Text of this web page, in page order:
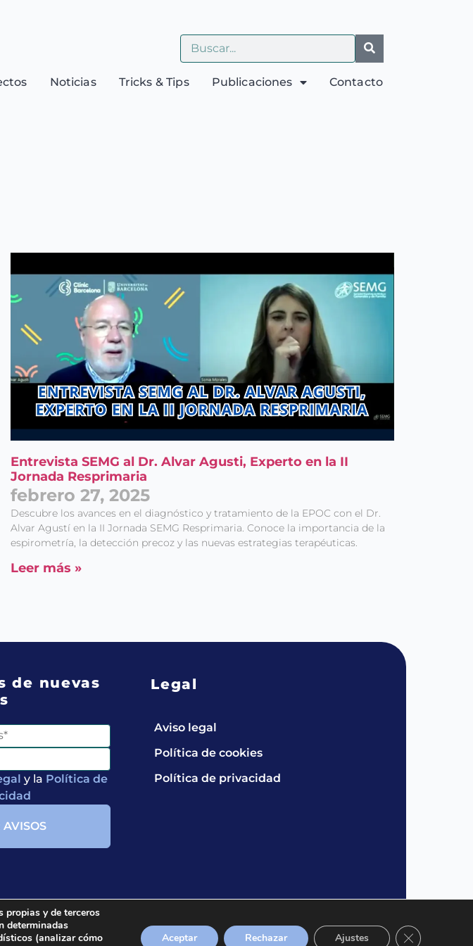
Noticias Tricks & Tips Publicaciones Contacto
Entrevista SEMG al Dr. Alvar Agusti, Experto en la II
Jornada Resprimaria
febrero 27, 2025
Descubre los avances en el diagnóstico y tratamiento de la EPOC con el Dr.
Alvar Agustí en la II Jornada SEMG Resprimaria. Conoce la importancia de la
espirometría, la detección precoz y las nuevas estrategias terapéuticas.
Leer más »
de nuevas
y la Política de
Legal
Aviso legal
Política de cookies
Política de privacidad
propias y de terceros
determinadas
(analizar cómo
Aceptar Rechazar Ajustes Cerrar el